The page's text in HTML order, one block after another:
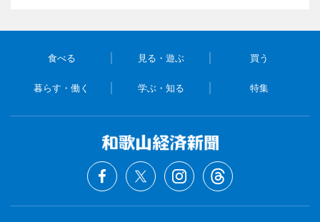
食べる 見る・遊ぶ 買う
暮らす・働く 学ぶ・知る 特集